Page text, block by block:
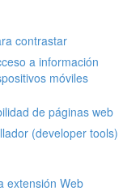
contrastar
a información
móviles
de páginas web
(developer tools)
extensión Web